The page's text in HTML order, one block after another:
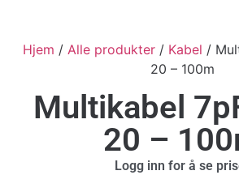
Hjem / Alle produkter / Kabel /
20 – 100m
Multikabel
20 –
Logg inn for å se